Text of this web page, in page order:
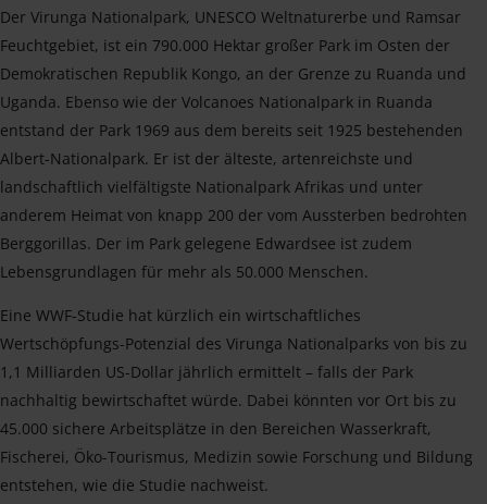
Der Virunga Nationalpark, UNESCO Weltnaturerbe und Ramsar
Feuchtgebiet, ist ein 790.000 Hektar großer Park im Osten der
Demokratischen Republik Kongo, an der Grenze zu Ruanda und
Uganda. Ebenso wie der Volcanoes Nationalpark in Ruanda
entstand der Park 1969 aus dem bereits seit 1925 bestehenden
Albert-Nationalpark. Er ist der älteste, artenreichste und
landschaftlich vielfältigste Nationalpark Afrikas und unter
anderem Heimat von knapp 200 der vom Aussterben bedrohten
Berggorillas. Der im Park gelegene Edwardsee ist zudem
Lebensgrundlagen für mehr als 50.000 Menschen.
Eine WWF-Studie hat kürzlich ein wirtschaftliches
Wertschöpfungs-Potenzial des Virunga Nationalparks von bis zu
1,1 Milliarden US-Dollar jährlich ermittelt – falls der Park
nachhaltig bewirtschaftet würde. Dabei könnten vor Ort bis zu
45.000 sichere Arbeitsplätze in den Bereichen Wasserkraft,
Fischerei, Öko-Tourismus, Medizin sowie Forschung und Bildung
entstehen, wie die Studie nachweist.